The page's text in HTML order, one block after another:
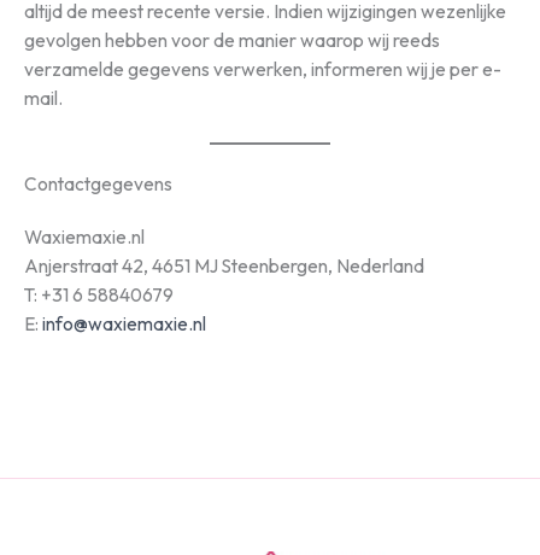
altijd de meest recente versie. Indien wijzigingen wezenlijke
gevolgen hebben voor de manier waarop wij reeds
verzamelde gegevens verwerken, informeren wij je per e-
mail.
Contactgegevens
Waxiemaxie.nl
Anjerstraat 42, 4651 MJ Steenbergen, Nederland
T: +31 6 58840679
E: info@waxiemaxie.nl